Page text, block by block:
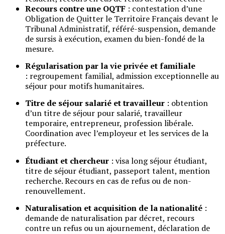
Recours contre une OQTF : contestation d’une
Obligation de Quitter le Territoire Français devant le
Tribunal Administratif, référé-suspension, demande
de sursis à exécution, examen du bien-fondé de la
mesure.
Régularisation par la vie privée et familiale
: regroupement familial, admission exceptionnelle au
séjour pour motifs humanitaires.
Titre de séjour salarié et travailleur : obtention
d’un titre de séjour pour salarié, travailleur
temporaire, entrepreneur, profession libérale.
Coordination avec l’employeur et les services de la
préfecture.
Étudiant et chercheur : visa long séjour étudiant,
titre de séjour étudiant, passeport talent, mention
recherche. Recours en cas de refus ou de non-
renouvellement.
Naturalisation et acquisition de la nationalité :
demande de naturalisation par décret, recours
contre un refus ou un ajournement, déclaration de